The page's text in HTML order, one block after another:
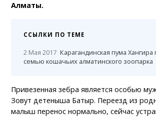
Алматы.
ССЫЛКИ ПО ТЕМЕ
2 Мая 2017 Карагандинская пума
семью кошачьих алматинского зоопарка
Привезенная зебра является особью
Зовут детеныша Батыр. Переезд из
малыш перенос нормально, сейчас